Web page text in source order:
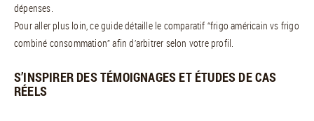
dépenses.
Pour aller plus loin, ce guide détaille le comparatif “frigo américain vs frigo
combiné consommation” afin d’arbitrer selon votre profil.
S’INSPIRER DES TÉMOIGNAGES ET ÉTUDES DE CAS
RÉELS